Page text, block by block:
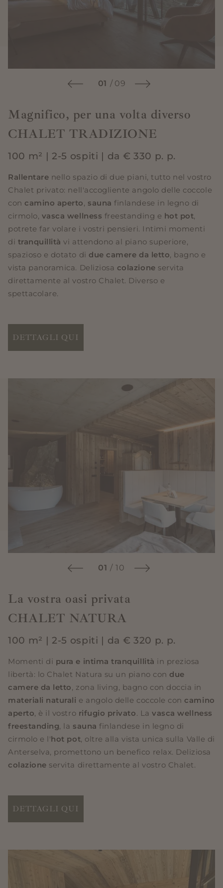
01 / 09
Magnifico, per una volta diverso
CHALET TRADIZIONE
100 m² | 2-5 ospiti | da € 330 p. p.
Rallentare nello spazio di due piani, tutto nel vostro
Chalet privato: nell'accogliente angolo delle coccole
con camino aperto, saunafinlandese in legno di
cirmolo, vasca wellness freestanding e hot pot,
potrete far volare i vostri pensieri. Intimi momenti
di tranquillitàvi attendono al piano superiore,
spazioso e dotato di due camere da letto, bagno e
vista panoramica. Deliziosa colazione servita
direttamente al vostro Chalet. Diverso e
spettacolare.
DETTAGLI QUI
01 / 10
La vostra oasi privata
CHALET NATURA
100 m² | 2-5 ospiti | da € 320 p. p.
Momenti di pura e intima tranquillità in preziosa
libertà: lo Chalet Natura su un piano con due
camere da letto, zona living, bagno con doccia in
materiali naturali e angolo delle coccole con camino
aperto, è il vostro rifugio privato. Lavasca wellness
freestanding, la saunafinlandese in legno di
cirmolo e l'hot pot, oltre alla vista unica sulla Valle di
Anterselva, promettono un benefico relax. Deliziosa
colazione servita direttamente al vostro Chalet.
DETTAGLI QUI